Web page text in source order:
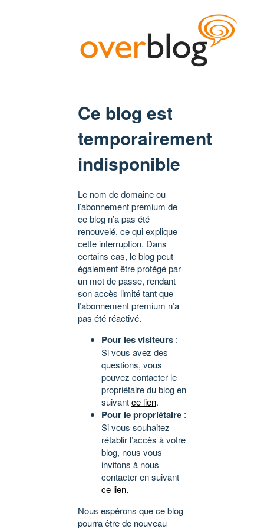
Ce blog est
temporairement
indisponible
Le nom de domaine ou
l’abonnement premium de
ce blog n’a pas été
renouvelé, ce qui explique
cette interruption. Dans
certains cas, le blog peut
également être protégé par
un mot de passe, rendant
son accès limité tant que
l’abonnement premium n’a
pas été réactivé.
Pour les visiteurs :
Si vous avez des
questions, vous
pouvez contacter le
propriétaire du blog en
suivantce lien.
Pour le propriétaire :
Si vous souhaitez
rétablir l’accès à votre
blog, nous vous
invitons à nous
contacter en suivant
ce lien.
Nous espérons que ce blog
pourra être de nouveau